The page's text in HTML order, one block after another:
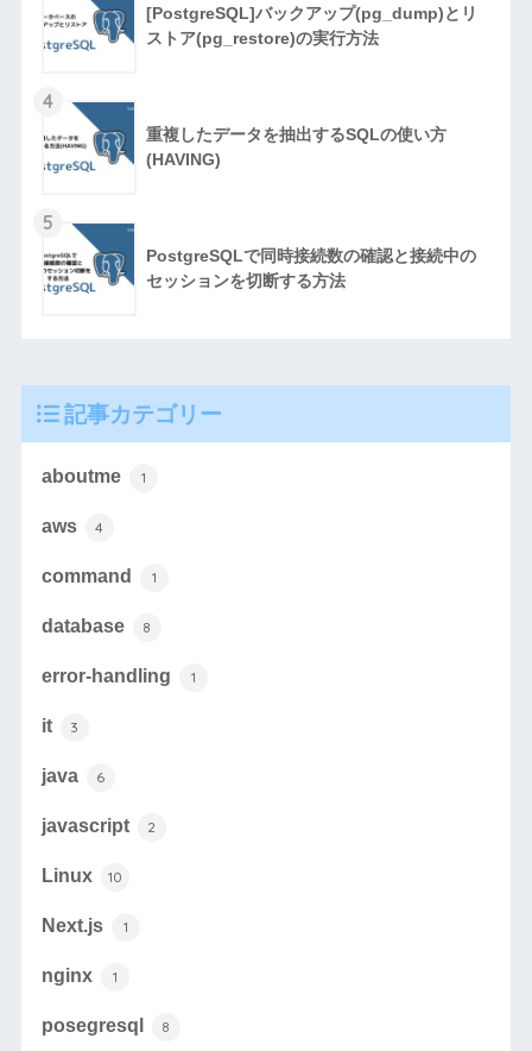
[PostgreSQL]バックアップ(pg_dump)とリ
ストア(pg_restore)の実行方法
4
重複したデータを抽出するSQLの使い方
(HAVING)
5
PostgreSQLで同時接続数の確認と接続中の
セッションを切断する方法
記事カテゴリー
aboutme 1
aws 4
command 1
database 8
error-handling 1
it 3
java 6
javascript 2
Linux 10
Next.js 1
nginx 1
posegresql 8